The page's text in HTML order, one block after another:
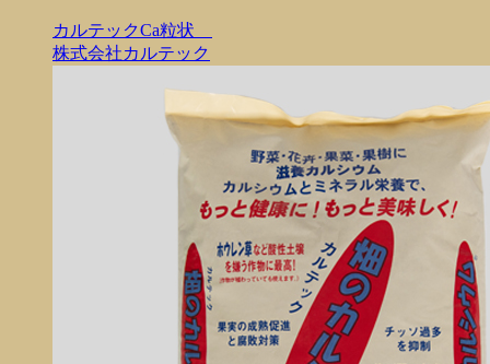
カルテックCa粒状
株式会社カルテック